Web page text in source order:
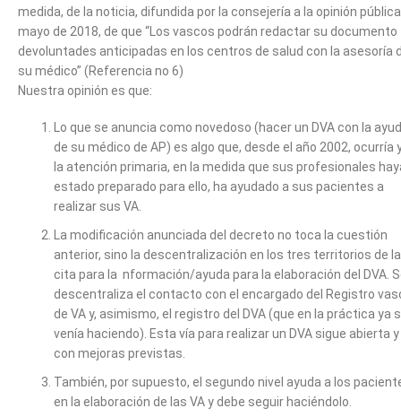
medida, de la noticia, difundida por la consejería a la opinión
mayo de 2018, de que “Los vascos podrán redactar su documento
devoluntades anticipadas en los centros de salud con la asesoría
su médico” (Referencia no 6)
Nuestra opinión es que:
Lo que se anuncia como novedoso (hacer un DVA con la
de su médico de AP) es algo que, desde el año 2002, ocurría
la atención primaria, en la medida que sus profesionales
estado preparado para ello, ha ayudado a sus pacientes a
realizar sus VA.
La modificación anunciada del decreto no toca la cuestión
anterior, sino la descentralización en los tres territorios de la
cita para la nformación/ayuda para la elaboración del DVA.
descentraliza el contacto con el encargado del Registro
de VA y, asimismo, el registro del DVA (que en la práctica ya
venía haciendo). Esta vía para realizar un DVA sigue abierta y
con mejoras previstas.
También, por supuesto, el segundo nivel ayuda a los
en la elaboración de las VA y debe seguir haciéndolo.